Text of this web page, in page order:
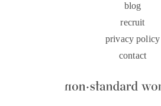
blog
recruit
privacy policy
contact